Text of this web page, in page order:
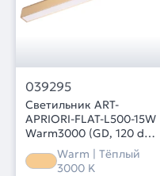
039295
Светильник ART-
APRIORI-FLAT-L500-15W
Warm3000 (GD, 120 deg,
48V) (Arlight, IP20
Металл, 3 года)
Warm | Тёплый
3000 K